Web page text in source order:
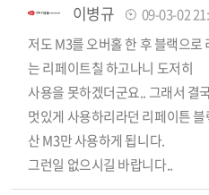
이병규
09-03-02
저도 M3를 오버홀 한 후 블랙으
는 리페이트칠 하고나니 도저히
사용을 못하겠더군요.. 그래서 결
멋있게 사용하리라던 리페이튼
산 M3만 사용하게 됩니다.
그런일 없으시길 바랍니다..